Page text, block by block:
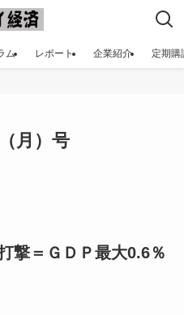
ム レポート 企業紹介 定期購
月）号
撃＝ＧＤＰ最大0.6％